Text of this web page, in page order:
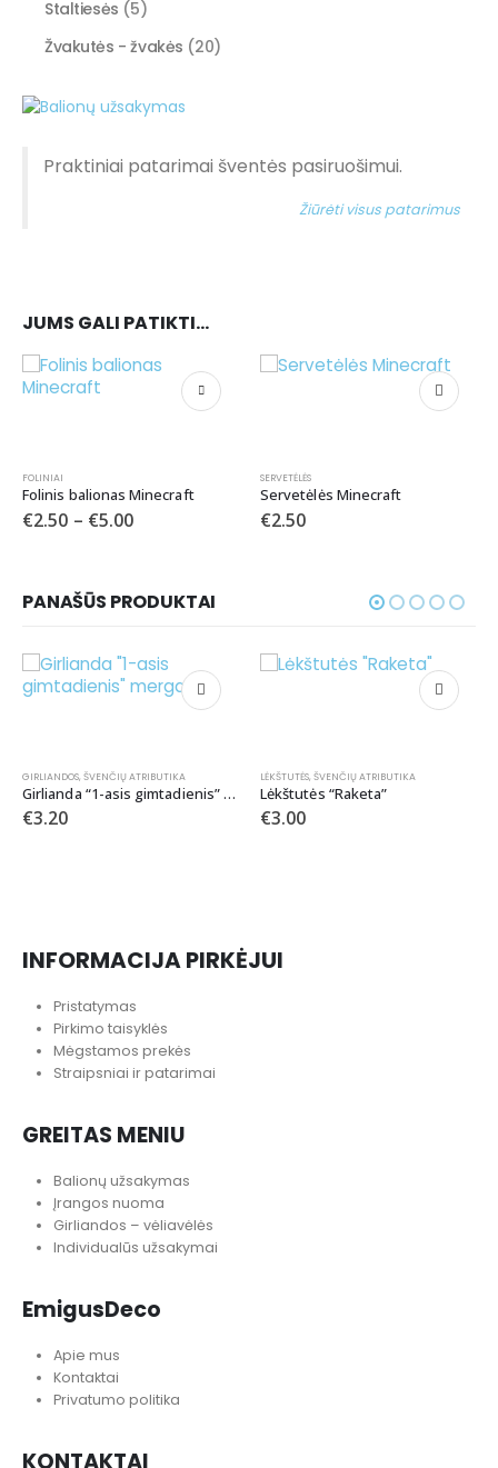
Staltiesės (5)
Žvakutės - žvakės (20)
Praktiniai patarimai šventės pasiruošimui.
Žiūrėti visus patarimus
JUMS GALI PATIKTI…
FOLINIAI
Folinis balionas Minecraft
€2.50 – €5.00
SERVETĖLĖS
Servetėlės Minecraft
€2.50
PANAŠŪS PRODUKTAI
LĖKŠTUTĖS, ŠVENČIŲ ATRIBUTIKA
Lėkštutės “Raketa”
€3.00
INFORMACIJA PIRKĖJUI
Mėgstamos prekės
GREITAS MENIU
Girliandos – vėliavėlės
EmigusDeco